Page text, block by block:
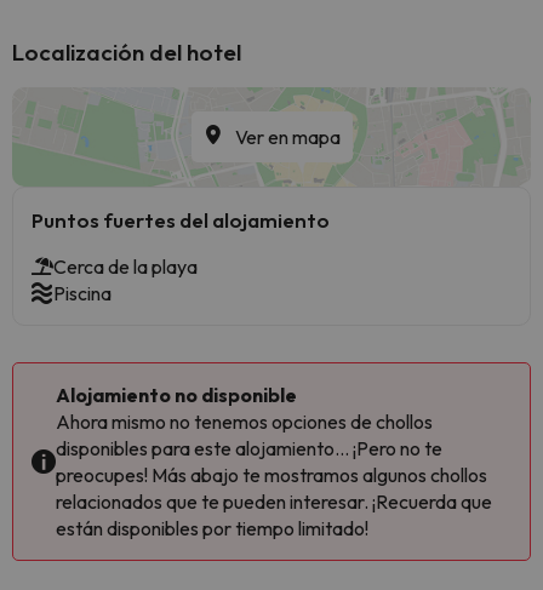
Localización del hotel
Ver en mapa
Puntos fuertes del alojamiento
Cerca de la playa
Piscina
Alojamiento no disponible
Ahora mismo no tenemos opciones de chollos
disponibles para este alojamiento... ¡Pero no te
preocupes! Más abajo te mostramos algunos chollos
relacionados que te pueden interesar. ¡Recuerda que
están disponibles por tiempo limitado!